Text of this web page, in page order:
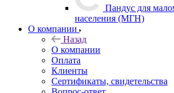
Пандус для
населения (МГН)
О компании
Назад
О компании
Оплата
Клиенты
Сертификаты, свидетельства